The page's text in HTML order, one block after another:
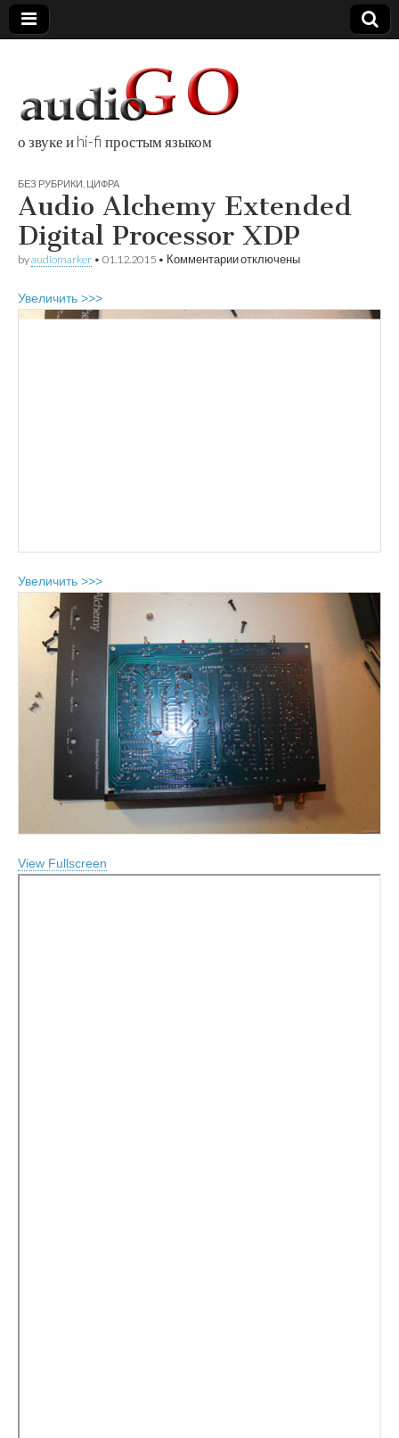
audioGO
о звуке и hi-fi простым языком
БЕЗ РУБРИКИ ЦИФРА
Audio Alchemy Extended
Digital Processor XDP
byaudiomarker • 01.12.2015 • Комментариик
Extended
отключены
Увеличить >>>
Увеличить >>>
View Fullscreen